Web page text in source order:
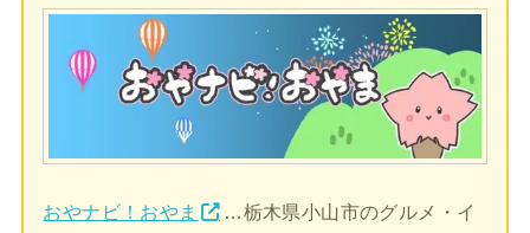
おやナビ！おやま
…栃木県小山市のグルメ・イ